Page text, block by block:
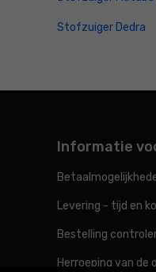
Stofzuiger Dedra
Informatie
Levering - tijd en
Bestelling
Herroeping van